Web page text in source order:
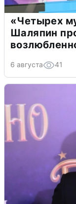
«Четырех
Шаляпин
6 августа 41